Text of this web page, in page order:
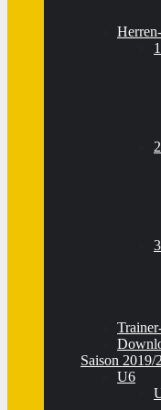
Saison 2019/
U6